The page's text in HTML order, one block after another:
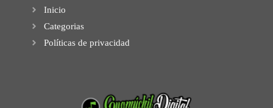
Inicio
Categorias
Políticas de privacidad